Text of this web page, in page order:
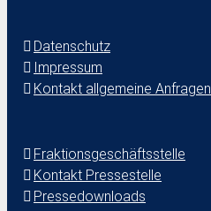
Datenschutz
Impressum
Kontakt allgemeine Anfragen
Fraktionsgeschäftsstelle
Kontakt Pressestelle
Pressedownloads